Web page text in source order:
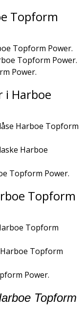
Topform
Topform Power.
Topform Power.
Power.
i Harboe
Harboe Topform
Harboe
Topform Power.
Topform
Topform
Topform
Power.
Topform